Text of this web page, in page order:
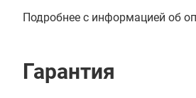
Подробнее с информацией об
Гарантия